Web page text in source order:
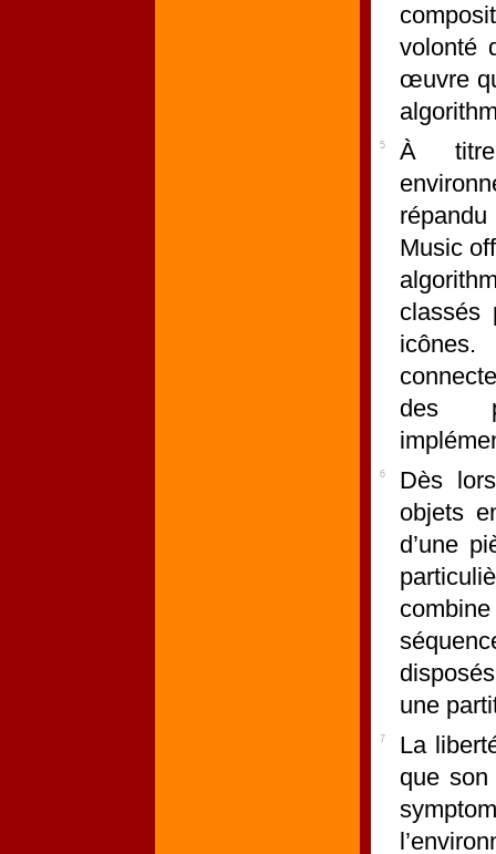
volonté
œuvre
5
À titre
Music
classés
icônes.
des
6
Dès
objets
d’une
une
7
La
que